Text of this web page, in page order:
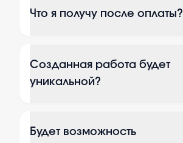
Что я получу после оплаты?
Созданная работа будет
уникальной?
Будет возможность